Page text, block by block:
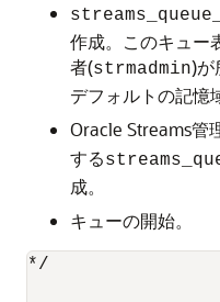
作成。このキュー
者(strmadmin)が
デフォルトの記憶
Oracle Streams管
する
成。
キューの開始。
*/